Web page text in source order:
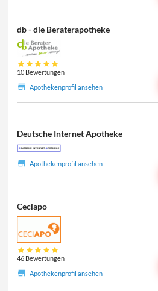
db - die Beraterapotheke
10 Bewertungen
Apothekenprofil ansehen
Deutsche Internet Apotheke
Apothekenprofil ansehen
Ceciapo
46 Bewertungen
Apothekenprofil ansehen